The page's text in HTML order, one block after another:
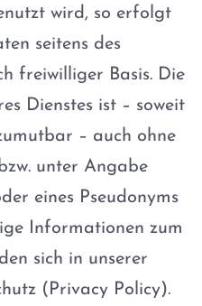
wird, so erfolgt
seitens des
freiwilliger Basis. Die
Dienstes ist – soweit
– auch ohne
unter Angabe
eines Pseudonyms
Informationen zum
sich in unserer
(Privacy Policy).